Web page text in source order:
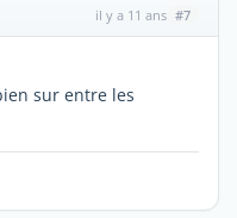
il y a 11 ans #7
sur entre les